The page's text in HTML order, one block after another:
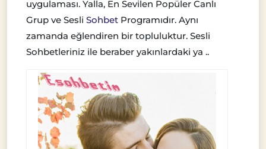
uygulaması. Yalla, En Sevilen Popüler Canlı
Grup ve Sesli Sohbet Programıdır. Aynı
zamanda eğlendiren bir topluluktur. Sesli
Sohbetleriniz ile beraber yakınlardaki ya ..